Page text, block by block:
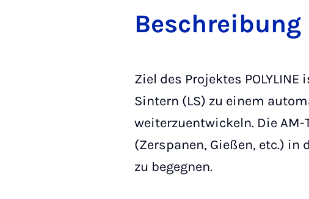
Bes­chreibung
Ziel des Projektes
Sintern (LS) zu einem
weiterzuentwickeln. Die
(Zerspanen, Gießen, etc.)
zu begegnen.